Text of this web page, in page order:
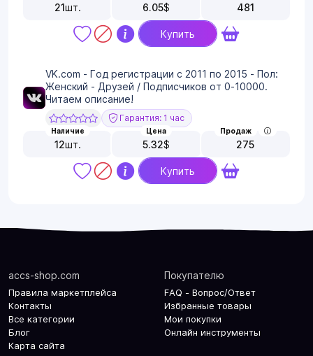
21шт. 6.05$ 481
Купить
VK.com - Год регистрации с 2011 по 2015 - Пол:
Женский - Друзей / Подписчиков от 0-10000.
Читаем описание!
Гарантия: 1 час
Наличие
12шт.
Цена
5.32$
Продаж
275
Купить
accs-shop.com
Правила маркетплейса
Контакты
Все категории
Блог
Карта сайта
Покупателю
FAQ - Вопрос/Ответ
Избранные товары
Мои покупки
Онлайн инструменты